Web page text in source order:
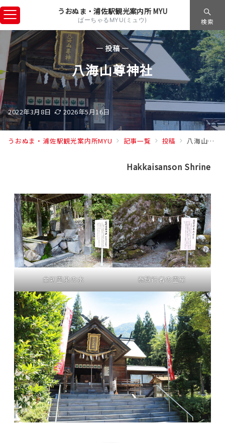
うおぬま・浦佐駅観光案内所 MYU
ばーちゃるMYU(ミュウ) 検索
— 投稿 —
八海山尊神社
2022年3月8日 2026年5月16日
うおぬま・浦佐駅観光案内所MYU 記事一覧 投稿 八海山尊神社
Hakkaisanson Shrine
金剛霊泉の水 泰賢行者の霊窟